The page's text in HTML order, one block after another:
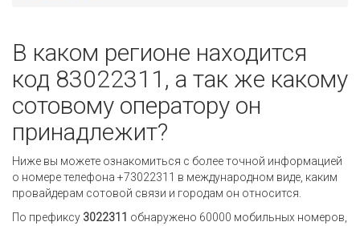
В каком регионе находится
код 83022311, а так же какому
сотовому оператору он
принадлежит?
Ниже вы можете ознакомиться с более точной информацией
о номере телефона +73022311 в международном виде, каким
провайдерам сотовой связи и городам он относится.
По префиксу 3022311 обнаружено 60000 мобильных номеров,